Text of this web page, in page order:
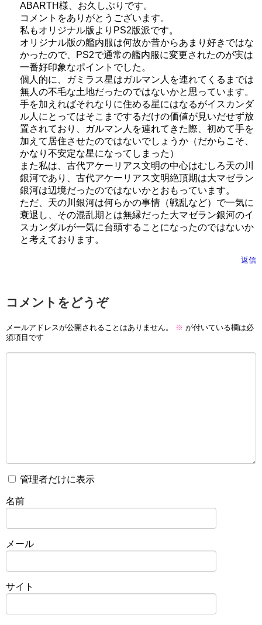
ABARTH様、お久しぶりです。
コメントをありがとうございます。
私もオリジナル版よりPS2版派です。
オリジナル版の艦内服は何故か昔からあまり好きではな
かったので、PS2で通常の艦内服に変更されたのが実は
一番好印象なポイントでした。
個人的に、ガミラス星はガルマン人を連れてくるまでは
無人の不毛な土地だったのではないかと思っています。
手を加えればそれなりに住める星にはなるがイスカンダ
ル人にとってはそこまでするだけの価値が見いだせず放
置されており、ガルマン人を連れてきた際、初めて手を
加えて居住させたのではないでしょうか（だからこそ、
かなり不安定な星になってしまった）
また私は、古代アケーリアス文明の中心はむしろ天の川
銀河であり、古代アケーリアス文明絶頂期は大マゼラン
銀河は辺境だったのではないかとおもっています。
ただ、天の川銀河は何らかの事情（戦乱など）で一気に
衰退し、その混乱期とは無縁だった大マゼラン銀河のイ
スカンダルが一気に台頭することになったのではないか
と考えております。
返信
コメントをどうぞ
メールアドレスが公開されることはありません。 ※ が付いている欄は必
須項目です
管理者だけに表示
名前
メール
サイト